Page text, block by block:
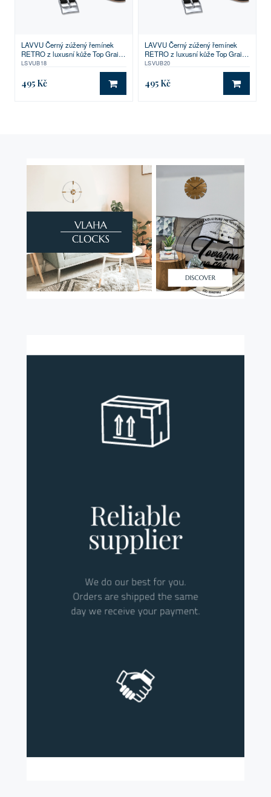
LAVVU Černý zúžený řemínek
RETRO z luxusní kůže Top Grain -
18
LSVUB18
495 Kč DO KOŠÍKU
LAVVU Černý zúžený řemínek
RETRO z luxusní kůže Top Grain -
20
LSVUB20
495 Kč DO